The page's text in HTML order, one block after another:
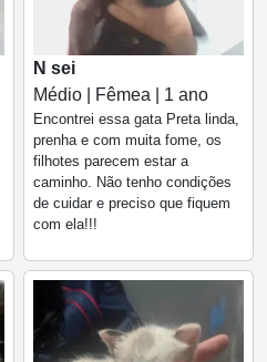
N sei
Médio | Fêmea | 1 ano
Encontrei essa gata Preta linda,
prenha e com muita fome, os
filhotes parecem estar a
caminho. Não tenho condições
de cuidar e preciso que fiquem
com ela!!!